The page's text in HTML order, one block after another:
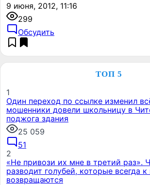
9 июня, 2012, 11:16
299
Обсудить
ТОП 5
1
Один переход по ссылке изменил
мошенники довели школьницу в
поджога здания
25 059
51
2
«Не привози их мне в третий раз».
разводит голубей, которые всегда
возвращаются